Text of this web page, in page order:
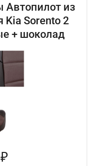
Автопилот из
Kia Sorento 2
+ шоколад
₽